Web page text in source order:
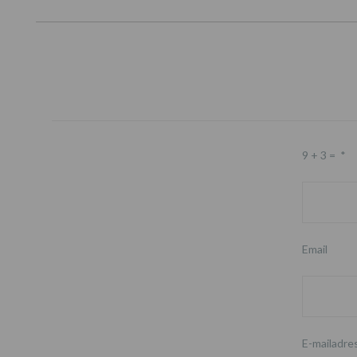
9 + 3 = *
Email
E-